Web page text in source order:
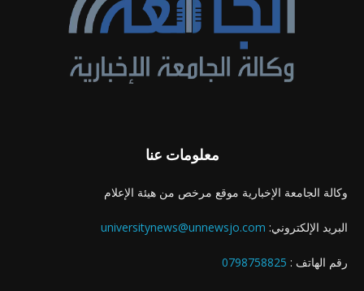
معلومات عنا
وكالة الجامعة الإخبارية موقع مرخص من هيئة الإعلام
البريد الإلكتروني: universitynews@unnewsjo.com
رقم الهاتف : 0798758825